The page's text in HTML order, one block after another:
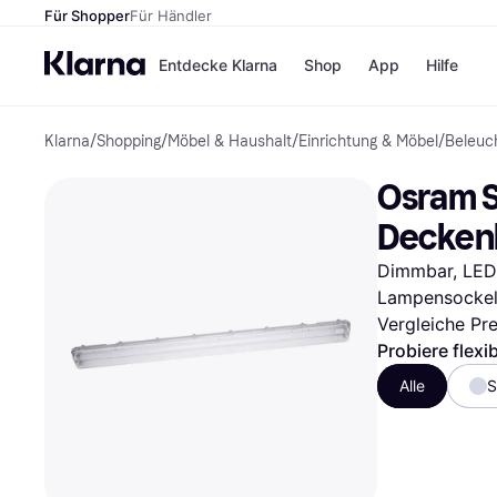
Für ShopperFür Händler
Entdecke Klarna
Zahlungsmethoden
Sofort bezahlen
Bezahle in 3
Teilzahlungen
Bezahle in bis zu 30
Ratenzahlung
Shop
Shops
H&M
Temu
Alle Shops
App Hilfe
Klarna/Shopping/Möbel & Haushalt/Einrichtung & Möbel /
Osram
Dimmbar,
Vergleiche
Probiere
Alle